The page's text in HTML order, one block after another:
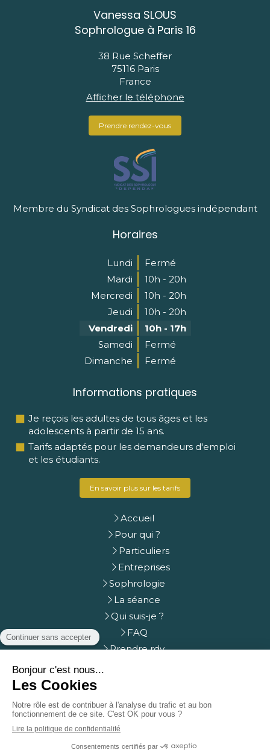
Vanessa SLOUS
Sophrologue à Paris 16
38 Rue Scheffer
75116 Paris
France
Afficher le téléphone
Prendre rendez-vous
Membre du Syndicat des Sophrologues indépendant
Horaires
Lundi
Fermé
Mardi
10h - 20h
Mercredi
10h - 20h
Jeudi
10h - 20h
Vendredi
10h - 17h
Samedi
Fermé
Dimanche
Fermé
Informations pratiques
Je reçois les adultes de tous âges et les
adolescents à partir de 15 ans.
Tarifs adaptés pour les demandeurs d'emploi
et les étudiants.
En savoir plus sur les tarifs
Accueil
Pour qui ?
Particuliers
Entreprises
Sophrologie
La séance
Qui suis-je ?
FAQ
Prendre rdv
Mentions légales
Création et référencement du site par Simplébo